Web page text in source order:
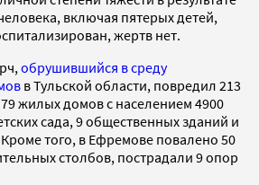
включая пятерых детей,
жертв нет.
обрушившийся в среду
в Тульской области, повредил 213
жилых домов с населением 4900
сада, 9 общественных зданий и
того, в Ефремове повалено 50
столбов, пострадали 9 опор